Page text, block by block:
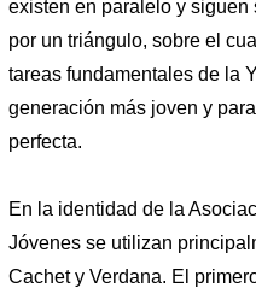
existen en paralelo y
por un triángulo, sobre el
tareas fundamentales de la
generación más joven y
perfecta.
En la identidad de la
Jóvenes se utilizan
Cachet y Verdana. El